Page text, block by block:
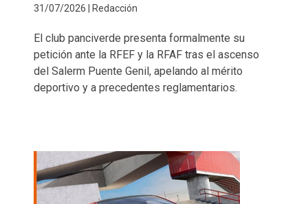
31/07/2026 | Redacción
El club panciverde presenta formalmente su
petición ante la RFEF y la RFAF tras el ascenso
del Salerm Puente Genil, apelando al mérito
deportivo y a precedentes reglamentarios.